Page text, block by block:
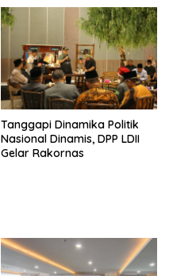
Tanggapi Dinamika Politik
Nasional Dinamis, DPP LDII
Gelar Rakornas